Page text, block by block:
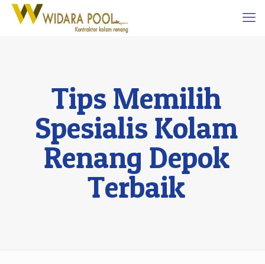
Tips Memilih
Spesialis Kolam
Renang Depok
Terbaik